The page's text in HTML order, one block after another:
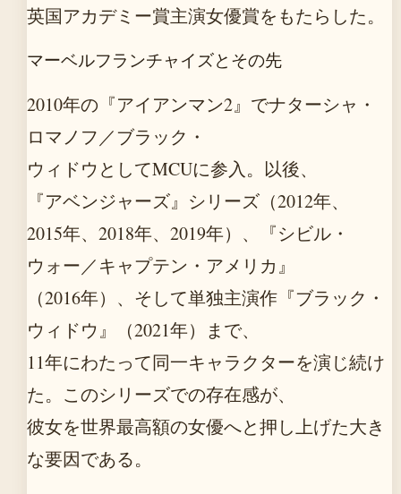
英国アカデミー賞主演女優賞をもたらした。
マーベルフランチャイズとその先
2010年の『アイアンマン2』でナターシャ・
ロマノフ／ブラック・
ウィドウとしてMCUに参入。以後、
『アベンジャーズ』シリーズ（2012年、
2015年、2018年、2019年）、『シビル・
ウォー／キャプテン・アメリカ』
（2016年）、そして単独主演作『ブラック・
ウィドウ』（2021年）まで、
11年にわたって同一キャラクターを演じ続け
た。このシリーズでの存在感が、
彼女を世界最高額の女優へと押し上げた大き
な要因である。